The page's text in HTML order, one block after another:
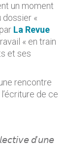
un moment
«
La Revue
« en train
et ses
rencontre
de ce
𝘥’𝘶𝘯𝘦